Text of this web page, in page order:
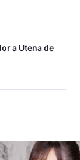
a Utena de